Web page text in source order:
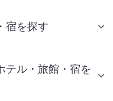
宿を探す
テル・旅館・宿を